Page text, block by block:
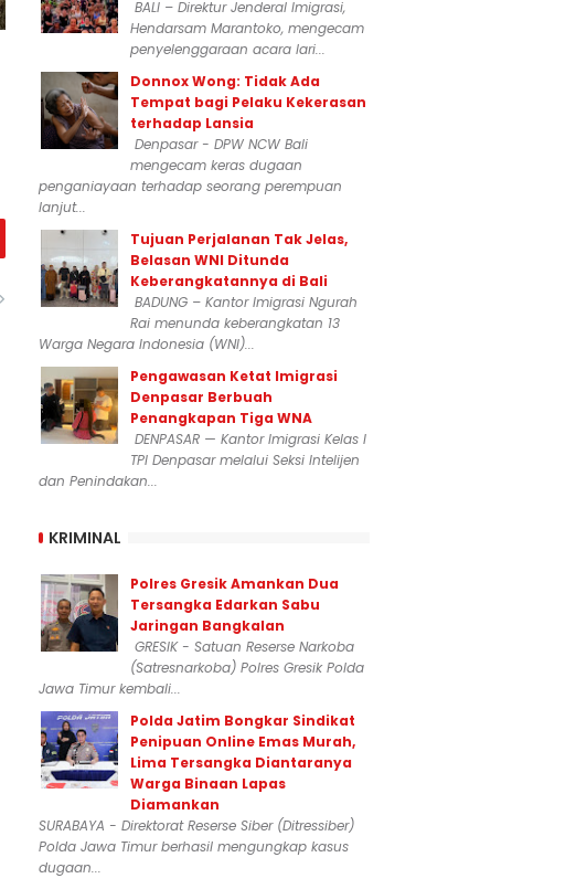
BALI – Direktur Jenderal Imigrasi,
Hendarsam Marantoko, mengecam
penyelenggaraan acara lari...
Donnox Wong: Tidak Ada
Tempat bagi Pelaku Kekerasan
terhadap Lansia
Denpasar - DPW NCW Bali
mengecam keras dugaan
penganiayaan terhadap seorang perempuan
lanjut...
Tujuan Perjalanan Tak Jelas,
Belasan WNI Ditunda
Keberangkatannya di Bali
BADUNG – Kantor Imigrasi Ngurah
Rai menunda keberangkatan 13
Warga Negara Indonesia (WNI)...
Pengawasan Ketat Imigrasi
Denpasar Berbuah
Penangkapan Tiga WNA
DENPASAR — Kantor Imigrasi Kelas I
TPI Denpasar melalui Seksi Intelijen
dan Penindakan...
KRIMINAL
Polres Gresik Amankan Dua
Tersangka Edarkan Sabu
Jaringan Bangkalan
GRESIK - Satuan Reserse Narkoba
(Satresnarkoba) Polres Gresik Polda
Jawa Timur kembali...
Polda Jatim Bongkar Sindikat
Penipuan Online Emas Murah,
Lima Tersangka Diantaranya
Warga Binaan Lapas
Diamankan
SURABAYA - Direktorat Reserse Siber (Ditressiber)
Polda Jawa Timur berhasil mengungkap kasus
dugaan...